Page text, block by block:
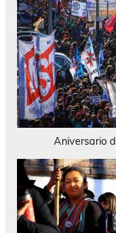
Aniversario